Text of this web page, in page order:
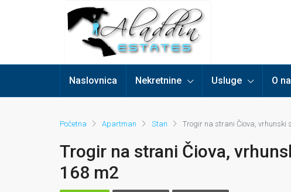
Naslovnica Nekretnine Usluge O
Početna Apartman Stan Trogir na strani Čiova, vrhunski
Trogir na strani Čiova,
168 m2